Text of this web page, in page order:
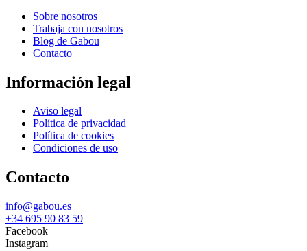
Sobre nosotros
Trabaja con nosotros
Blog de Gabou
Contacto
Información legal
Aviso legal
Política de privacidad
Política de cookies
Condiciones de uso
Contacto
info@gabou.es
+34 695 90 83 59
Facebook
Instagram